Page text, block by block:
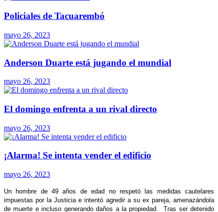
Policiales de Tacuarembó
mayo 26, 2023
Anderson Duarte está jugando el mundial
mayo 26, 2023
El domingo enfrenta a un rival directo
mayo 26, 2023
¡Alarma! Se intenta vender el edificio
mayo 26, 2023
Un hombre de 49 años de edad no respetó las medidas cautelares
impuestas por la Justicia e intentó agredir a su ex pareja, amenazándola
de muerte e incluso generando daños a la propiedad. Tras ser detenido